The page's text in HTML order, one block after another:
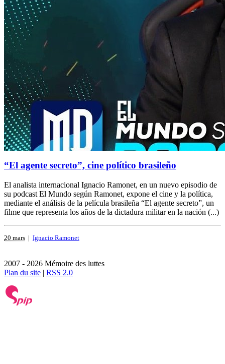
“El agente secreto”, cine político brasileño
El analista internacional Ignacio Ramonet, en un nuevo episodio de
su podcast El Mundo según Ramonet, expone el cine y la política,
mediante el análisis de la película brasileña “El agente secreto”, un
filme que representa los años de la dictadura militar en la nación (...)
20 mars | Ignacio Ramonet
2007 - 2026 Mémoire des luttes
Plan du site | RSS 2.0